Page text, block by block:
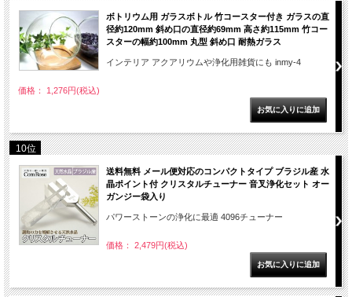
ボトリウム用 ガラスボトル 竹コースター付き ガラスの直
径約120mm 斜め口の直径約69mm 高さ約115mm 竹コー
スターの幅約100mm 丸型 斜め口 耐熱ガラス
インテリア アクアリウムや浄化用雑貨にも inmy-4
価格： 1,276円(税込)
10位
送料無料 メール便対応のコンパクトタイプ ブラジル産 水
晶ポイント付 クリスタルチューナー 音叉浄化セット オー
ガンジー袋入り
パワーストーンの浄化に最適 4096チューナー
価格： 2,479円(税込)